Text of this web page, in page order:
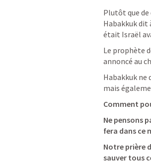
Plutôt que de
Habakkuk dit
était Israël
Le prophète
annoncé au
Habakkuk ne
mais
Comment
Ne pensons
fera dans ce
Notre prière
sauver tous